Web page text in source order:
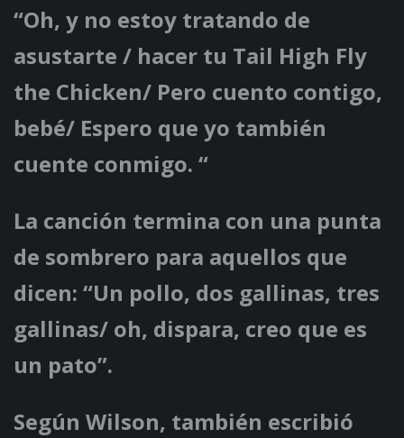
“Oh, y no estoy tratando de
asustarte / hacer tu Tail High Fly
the Chicken/ Pero cuento contigo,
bebé/ Espero que yo también
cuente conmigo. “
La canción termina con una punta
de sombrero para aquellos que
dicen: “Un pollo, dos gallinas, tres
gallinas/ oh, dispara, creo que es
un pato”.
Según Wilson, también escribió